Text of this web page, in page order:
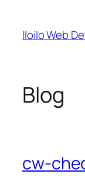
content
Iloilo Web
Blog
cw-